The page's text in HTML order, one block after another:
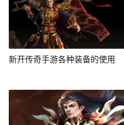
新开传奇手游各种装备的使用